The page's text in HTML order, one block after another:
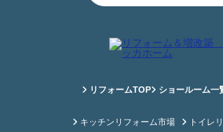
リフォームTOP ショールーム一
キッチンリフォーム市場 トイレ